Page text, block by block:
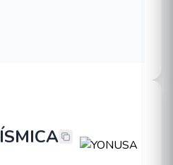
SÍSMICA